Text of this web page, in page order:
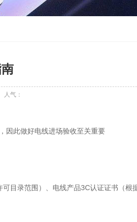
人气：
因此做好电线进场验收至关重要
目录范围）、电线产品3C认证证书（根